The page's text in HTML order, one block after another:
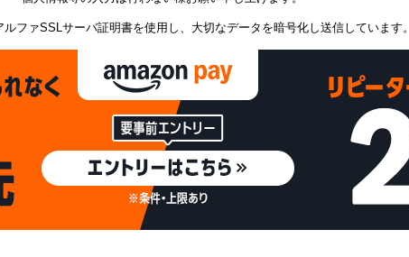
ファSSLサーバ証明書を使用し、大切なデータを暗号化し送信しています。